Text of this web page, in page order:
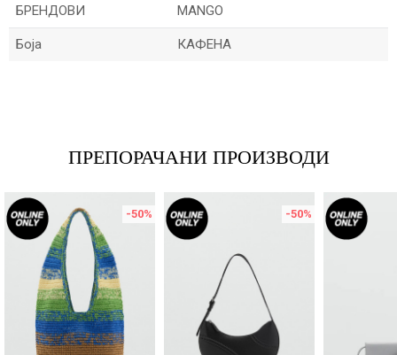
БРЕНДОВИ MANGO
Боја КАФЕНА
Порака
ПРЕПОРАЧАНИ ПРОИЗВОДИ
-50% -50%